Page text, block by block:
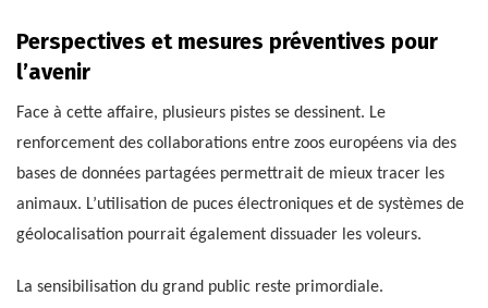
Perspectives et mesures préventives pour
l’avenir
Face à cette affaire, plusieurs pistes se dessinent. Le
renforcement des collaborations entre zoos européens via des
bases de données partagées permettrait de mieux tracer les
animaux. L’utilisation de puces électroniques et de systèmes de
géolocalisation pourrait également dissuader les voleurs.
La sensibilisation du grand public reste primordiale.